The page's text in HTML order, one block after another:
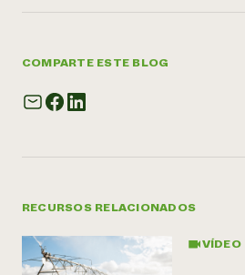
COMPARTE ESTE BLOG
RECURSOS RELACIONADOS
VÍDEO